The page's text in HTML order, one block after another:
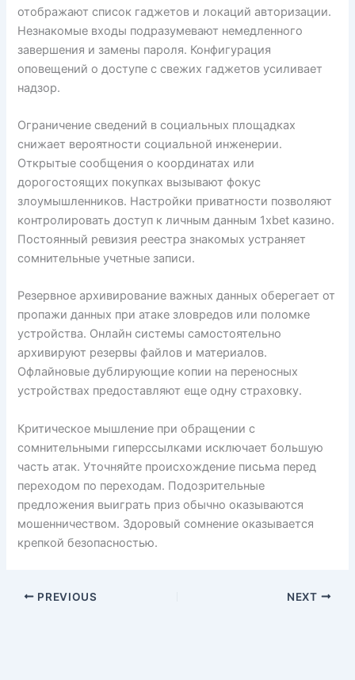
отображают список гаджетов и локаций авторизации.
Незнакомые входы подразумевают немедленного
завершения и замены пароля. Конфигурация
оповещений о доступе с свежих гаджетов усиливает
надзор.
Ограничение сведений в социальных площадках
снижает вероятности социальной инженерии.
Открытые сообщения о координатах или
дорогостоящих покупках вызывают фокус
злоумышленников. Настройки приватности позволяют
контролировать доступ к личным данным 1xbet казино.
Постоянный ревизия реестра знакомых устраняет
сомнительные учетные записи.
Резервное архивирование важных данных оберегает от
пропажи данных при атаке зловредов или поломке
устройства. Онлайн системы самостоятельно
архивируют резервы файлов и материалов.
Офлайновые дублирующие копии на переносных
устройствах предоставляют еще одну страховку.
Критическое мышление при обращении с
сомнительными гиперссылками исключает большую
часть атак. Уточняйте происхождение письма перед
переходом по переходам. Подозрительные
предложения выиграть приз обычно оказываются
мошенничеством. Здоровый сомнение оказывается
крепкой безопасностью.
PREVIOUS NEXT